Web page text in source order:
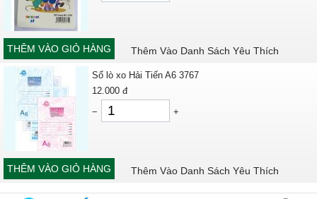
THÊM VÀO GIỎ HÀNG Thêm Vào Danh Sách Yêu Thích
Sổ lò xo Hải Tiến A6 3767
12.000 đ
−
+
THÊM VÀO GIỎ HÀNG Thêm Vào Danh Sách Yêu Thích